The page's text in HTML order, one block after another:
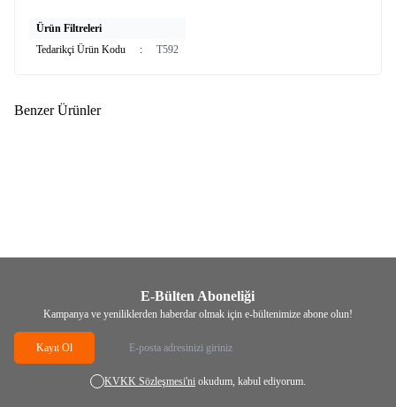
Ürün Filtreleri
Tedarikçi Ürün Kodu
: T592
Benzer Ürünler
E-Bülten Aboneliği
Kampanya ve yeniliklerden haberdar olmak için e-bültenimize abone olun!
Kayıt Ol
KVKK Sözleşmesi'niokudum, kabul ediyorum.